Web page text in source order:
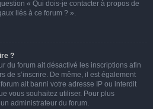
« Qui dois-je contacter à propos de
liés à ce forum ? ».
?
du forum ait désactivé les inscriptions afin
de s’inscrire. De même, il est également
ait banni votre adresse IP ou interdit
vous souhaitez utiliser. Pour plus
administrateur du forum.